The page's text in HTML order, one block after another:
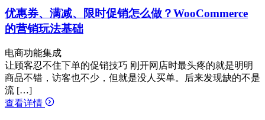
优惠券、满减、限时促销怎么做？WooCommerce
的营销玩法基础
电商功能集成
让顾客忍不住下单的促销技巧 刚开网店时最头疼的就是明明
商品不错，访客也不少，但就是没人买单。后来发现缺的不是
流 […]
查看详情